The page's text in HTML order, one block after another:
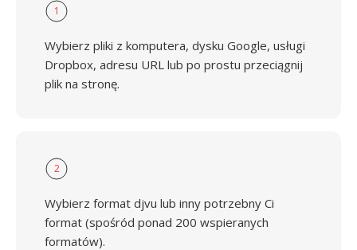
1
Wybierz pliki z komputera, dysku Google, usługi
Dropbox, adresu URL lub po prostu przeciągnij
plik na stronę.
2
Wybierz format djvu lub inny potrzebny Ci
format (spośród ponad 200 wspieranych
formatów).